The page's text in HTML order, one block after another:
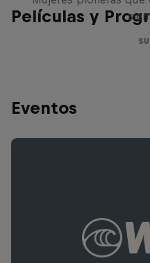
Películas y
Eventos